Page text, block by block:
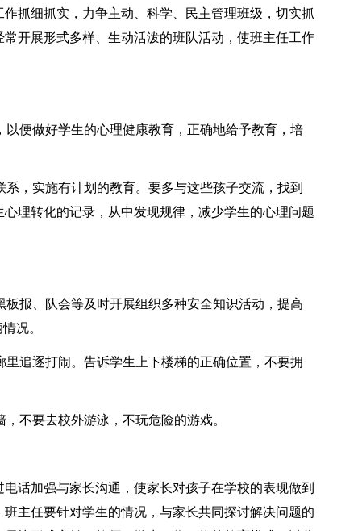
抓细抓实，力争主动、科学、民主管理班级，切实抓
开展形式多样、生动活泼的班队活动，使班主任工作
便做好学生的心理健康教育，正确地给予教育，培
实施有计划的教育。要多与这些孩子交流，找到
理转化的记录，从中发现规律，减少学生的心理问题
报、队会等及时开展组织多种安全知识活动，提高
况。
追逐打闹。告诉学生上下楼梯的正确位置，不要拥
不要去校外游泳，不玩危险的游戏。
加强与家长沟通，使家长对孩子在学校的表现做到
主任要针对学生的情况，与家长共同探讨解决问题的